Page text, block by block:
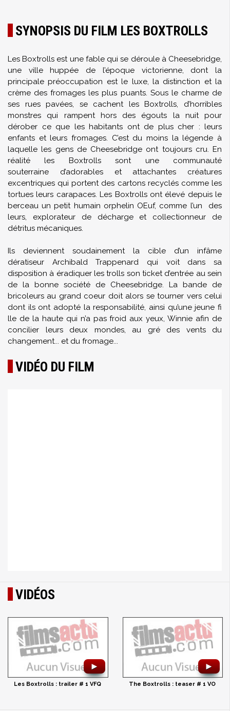
SYNOPSIS DU FILM LES BOXTROLLS
Les Boxtrolls est une fable qui se déroule à Cheesebridge,
une ville huppée de l’époque victorienne, dont la
principale préoccupation est le luxe, la distinction et la
crème des fromages les plus puants. Sous le charme de
ses rues pavées, se cachent les Boxtrolls, d’horribles
monstres qui rampent hors des égouts la nuit pour
dérober ce que les habitants ont de plus cher : leurs
enfants et leurs fromages. C’est du moins la légende à
laquelle les gens de Cheesebridge ont toujours cru. En
réalité les Boxtrolls sont une communauté
souterraine d’adorables et attachantes créatures
excentriques qui portent des cartons recyclés comme les
tortues leurs carapaces. Les Boxtrolls ont élevé depuis le
berceau un petit humain orphelin OEuf, comme l’un des
leurs, explorateur de décharge et collectionneur de
détritus mécaniques.
Ils deviennent soudainement la cible d’un infâme
dératiseur Archibald Trappenard qui voit dans sa
disposition à éradiquer les trolls son ticket d’entrée au sein
de la bonne société de Cheesebridge. La bande de
bricoleurs au grand coeur doit alors se tourner vers celui
dont ils ont adopté la responsabilité, ainsi qu’une jeune fi
lle de la haute qui n’a pas froid aux yeux, Winnie afin de
concilier leurs deux mondes, au gré des vents du
changement... et du fromage...
VIDÉO DU FILM
VIDÉOS
►
Les Boxtrolls : trailer # 1 VFQ
►
The Boxtrolls : teaser # 1 VO